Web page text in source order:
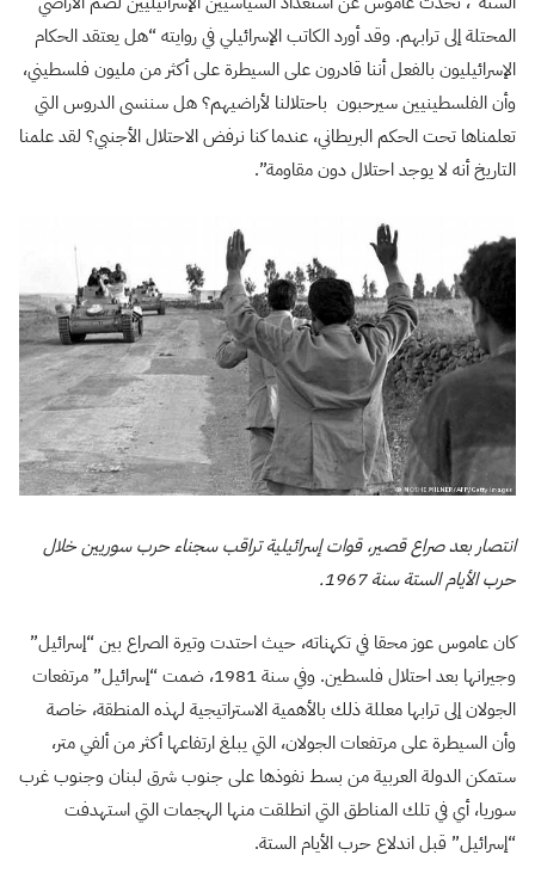
المحتلة إلى ترابهم. وقد أورد الكاتب الإسرائيلي في روايته “هل يعتقد الحكام
الإسرائيليون بالفعل أننا قادرون على السيطرة على أكثر من مليون فلسطيني،
وأن الفلسطينيين سيرحبون باحتلالنا لأراضيهم؟ هل سننسى الدروس التي
تعلمناها تحت الحكم البريطاني، عندما كنا نرفض الاحتلال الأجنبي؟ لقد علمنا
التاريخ أنه لا يوجد احتلال دون مقاومة”.
انتصار بعد صراع قصير، قوات إسرائيلية تراقب سجناء حرب سوريين خلال
حرب الأيام الستة سنة 1967.
كان عاموس عوز محقا في تكهناته، حيث احتدت وتيرة الصراع بين “إسرائيل”
وجيرانها بعد احتلال فلسطين. وفي سنة 1981، ضمت “إسرائيل” مرتفعات
الجولان إلى ترابها معللة ذلك بالأهمية الاستراتيجية لهذه المنطقة، خاصة
وأن السيطرة على مرتفعات الجولان، التي يبلغ ارتفاعها أكثر من ألفي متر،
ستمكن الدولة العربية من بسط نفوذها على جنوب شرق لبنان وجنوب غرب
سوريا، أي في تلك المناطق التي انطلقت منها الهجمات التي استهدفت
“إسرائيل” قبل اندلاع حرب الأيام الستة.